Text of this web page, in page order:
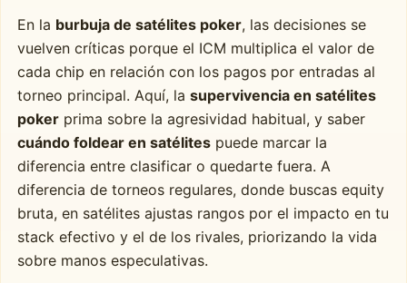
En la burbuja de satélites poker, las decisiones se
vuelven críticas porque el ICM multiplica el valor de
cada chip en relación con los pagos por entradas al
torneo principal. Aquí, la supervivencia en satélites
poker prima sobre la agresividad habitual, y saber
cuándo foldear en satélites puede marcar la
diferencia entre clasificar o quedarte fuera. A
diferencia de torneos regulares, donde buscas equity
bruta, en satélites ajustas rangos por el impacto en tu
stack efectivo y el de los rivales, priorizando la vida
sobre manos especulativas.